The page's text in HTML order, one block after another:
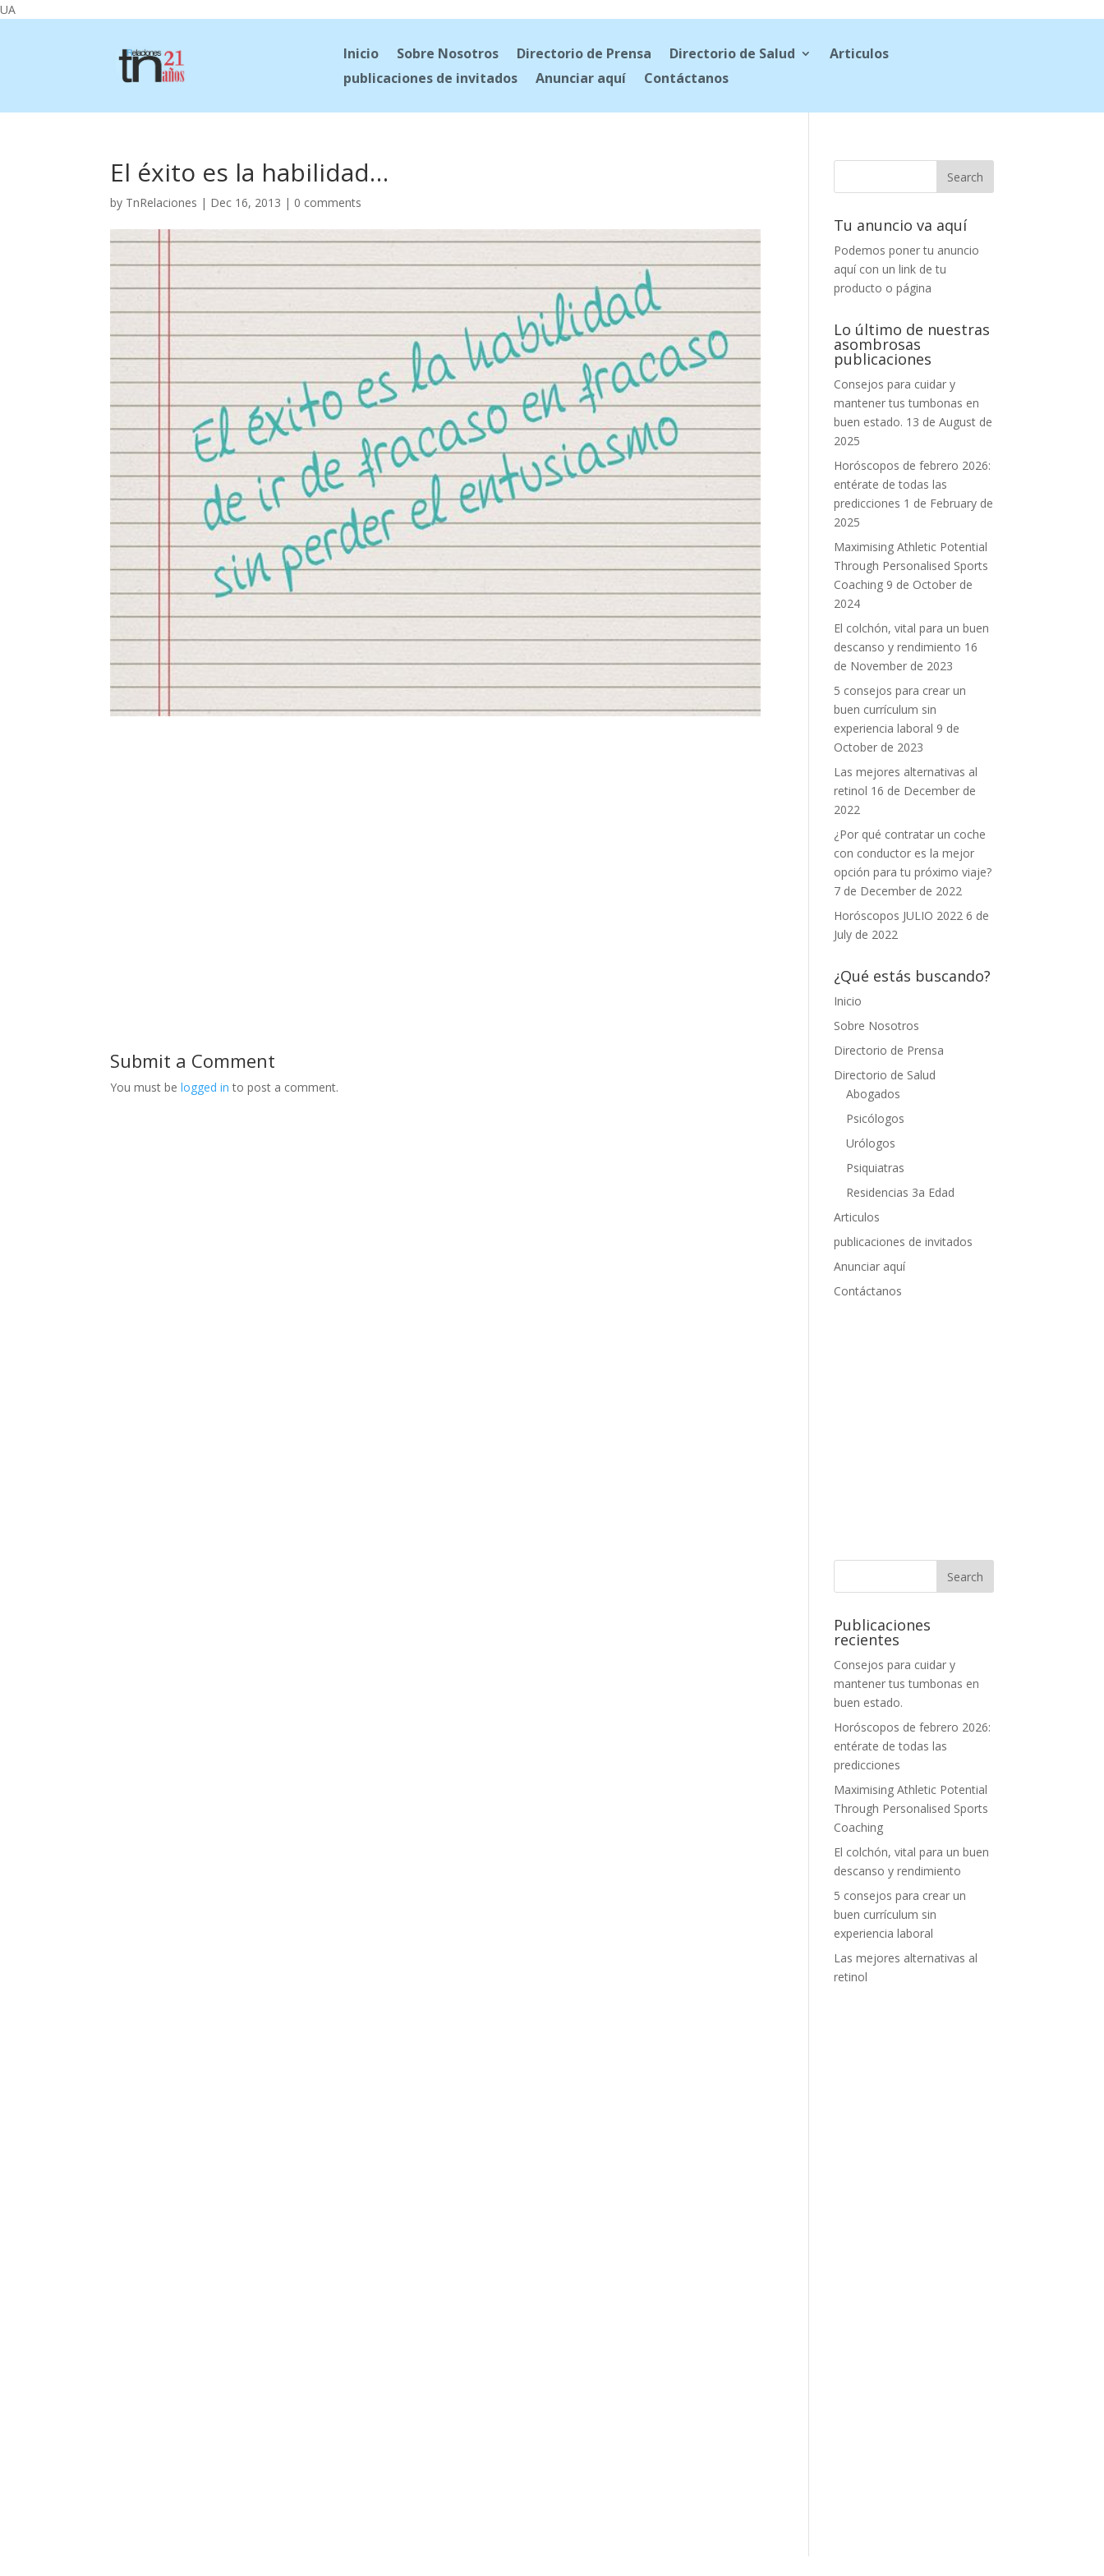
UA
Inicio Sobre Nosotros Directorio de Prensa Directorio de Salud
Articulos
publicaciones de invitados
Anunciar aquí Contáctanos
El éxito es la habilidad…
by TnRelaciones | Dec 16, 2013 | 0 comments
Submit a Comment
You must belogged in to post a comment.
Tu anuncio va aquí
Podemos poner tu anuncio
aquí con un link de tu
producto o página
Lo último de nuestras
asombrosas
publicaciones
Consejos para cuidar y
mantener tus tumbonas en
buen estado. 13 de August de
2025
Horóscopos de febrero 2026:
entérate de todas las
predicciones 1 de February de
2025
Maximising Athletic Potential
Through Personalised Sports
Coaching 9 de October de
2024
El colchón, vital para un buen
descanso y rendimiento 16
de November de 2023
5 consejos para crear un
buen currículum sin
experiencia laboral 9 de
October de 2023
Las mejores alternativas al
retinol 16 de December de
2022
¿Por qué contratar un coche
con conductor es la mejor
opción para tu próximo viaje?
7 de December de 2022
Horóscopos JULIO 2022 6 de
July de 2022
¿Qué estás buscando?
Inicio
Sobre Nosotros
Directorio de Prensa
Directorio de Salud
Abogados
Psicólogos
Urólogos
Psiquiatras
Residencias 3a Edad
Articulos
publicaciones de invitados
Anunciar aquí
Contáctanos
Publicaciones
recientes
Consejos para cuidar y
mantener tus tumbonas en
buen estado.
Horóscopos de febrero 2026:
entérate de todas las
predicciones
Maximising Athletic Potential
Through Personalised Sports
Coaching
El colchón, vital para un buen
descanso y rendimiento
5 consejos para crear un
buen currículum sin
experiencia laboral
Las mejores alternativas al
retinol